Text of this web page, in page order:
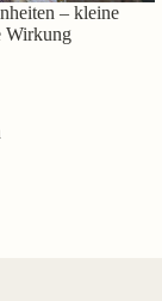
– kleine
Wirkung